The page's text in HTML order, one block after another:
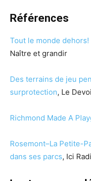
Références
Tout le monde dehors!
Naître et grandir
Des terrains de jeu
surprotection, Le
Richmond Made A
Rosemont–La Petite-
dans ses parcs, Ici